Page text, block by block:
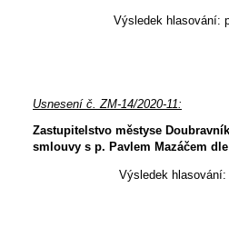
Výsledek hlasování:
Usnesení č. ZM-14/2020-11:
Zastupitelstvo městyse
smlouvy s p. Pavlem Mazáčem
Výsledek